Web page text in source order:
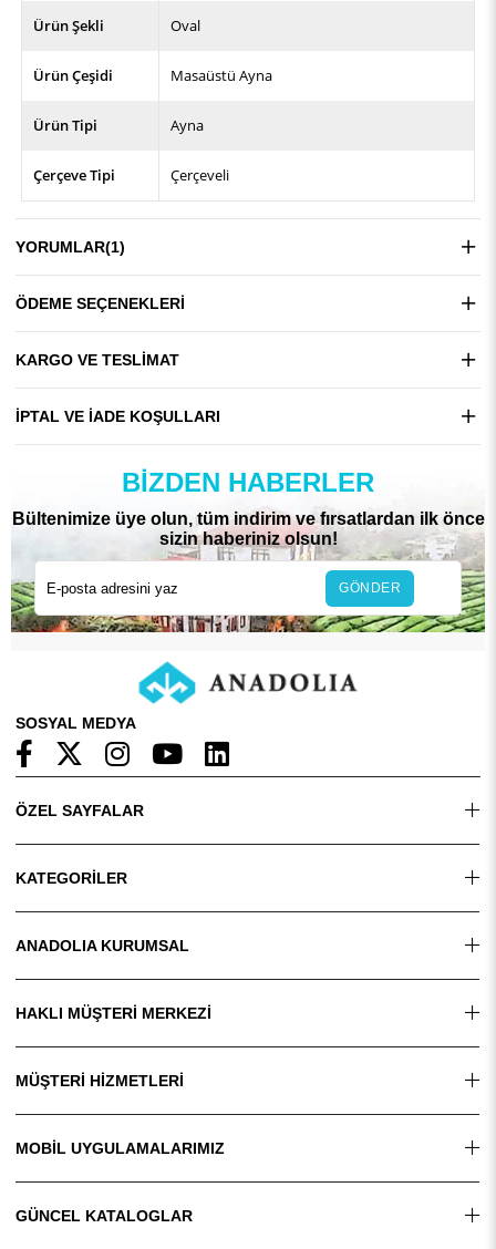
Ürün Şekli Oval
Ürün Çeşidi Masaüstü Ayna
Ürün Tipi Ayna
Çerçeve Tipi Çerçeveli
YORUMLAR(1)
ÖDEME SEÇENEKLERI
KARGO VE TESLIMAT
İPTAL VE İADE KOŞULLARI
BIZDEN HABERLER
Bültenimize üye olun, tüm indirim ve fırsatlardan ilk önce
sizin haberiniz olsun!
GÖNDER
SOSYAL MEDYA
ÖZEL SAYFALAR
KATEGORİLER
ANADOLIA KURUMSAL
HAKLI MÜŞTERİ MERKEZİ
MÜŞTERİ HİZMETLERİ
MOBİL UYGULAMALARIMIZ
GÜNCEL KATALOGLAR